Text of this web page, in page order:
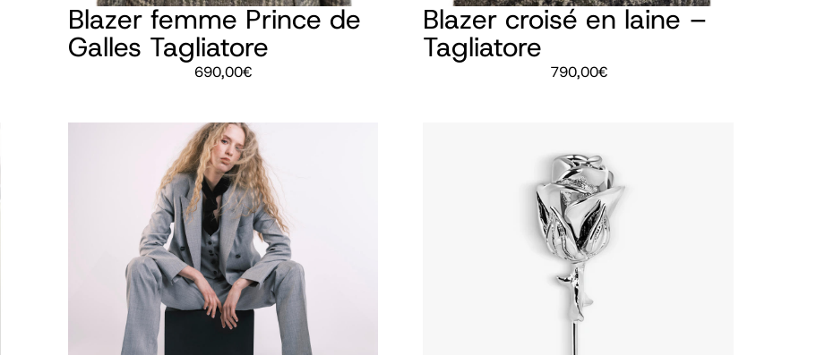
Blazer femme Prince de
Galles Tagliatore
690,00€
Blazer croisé en laine –
Tagliatore
790,00€